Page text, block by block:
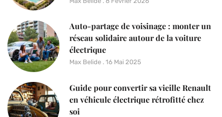
Auto-partage de voisinage : monter un
réseau solidaire autour de la voiture
électrique
Max Belide 16 Mai 2025
Guide pour convertir sa vieille Renault
en véhicule électrique rétrofitté chez
soi